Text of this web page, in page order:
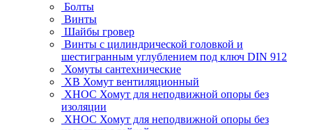
Болты
Винты
Шайбы гровер
Винты с цилиндрической головкой и
шестигранным углублением под ключ DIN 912
Хомуты сантехнические
ХВ Хомут вентиляционный
ХНОС Хомут для неподвижной опоры без
изоляции
ХНОС Хомут для неподвижной опоры без